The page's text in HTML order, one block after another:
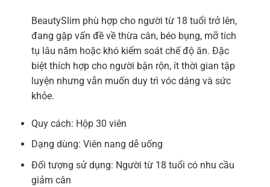
BeautySlim phù hợp cho người từ 18 tuổi trở lên,
đang gặp vấn đề về thừa cân, béo bụng, mỡ tích
tụ lâu năm hoặc khó kiểm soát chế độ ăn. Đặc
biệt thích hợp cho người bận rộn, ít thời gian tập
luyện nhưng vẫn muốn duy trì vóc dáng và sức
khỏe.
Quy cách: Hộp 30 viên
Dạng dùng: Viên nang dễ uống
Đối tượng sử dụng: Người từ 18 tuổi có nhu cầu
giảm cân